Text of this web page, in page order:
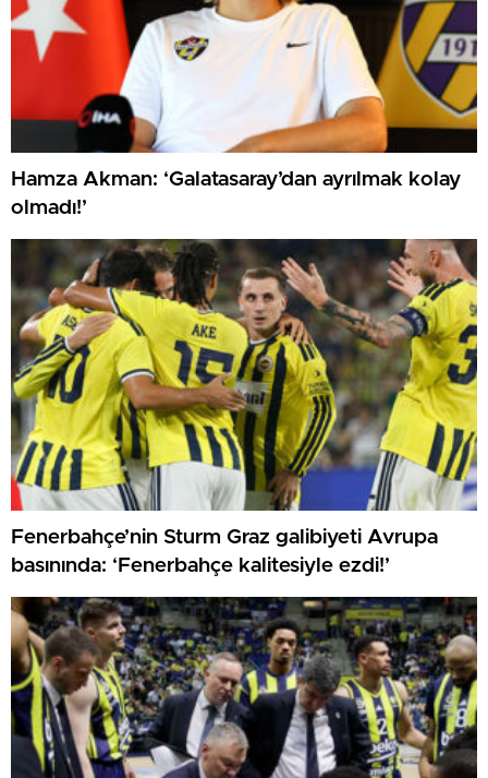
Hamza Akman: ‘Galatasaray’dan ayrılmak kolay
olmadı!’
Fenerbahçe’nin Sturm Graz galibiyeti Avrupa
basınında: ‘Fenerbahçe kalitesiyle ezdi!’